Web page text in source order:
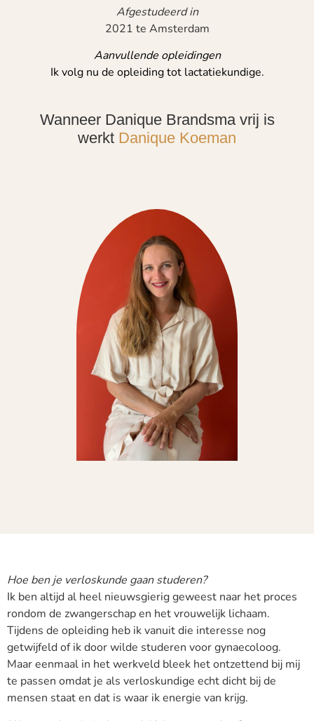
Afgestudeerd in
2021 te Amsterdam
Aanvullende opleidingen
Ik volg nu de opleiding tot lactatiekundige.
Wanneer Danique Brandsma vrij is
werkt Danique Koeman
Hoe ben je verloskunde gaan studeren?
Ik ben altijd al heel nieuwsgierig geweest naar het proces
rondom de zwangerschap en het vrouwelijk lichaam.
Tijdens de opleiding heb ik vanuit die interesse nog
getwijfeld of ik door wilde studeren voor gynaecoloog.
Maar eenmaal in het werkveld bleek het ontzettend bij mij
te passen omdat je als verloskundige echt dicht bij de
mensen staat en dat is waar ik energie van krijg.